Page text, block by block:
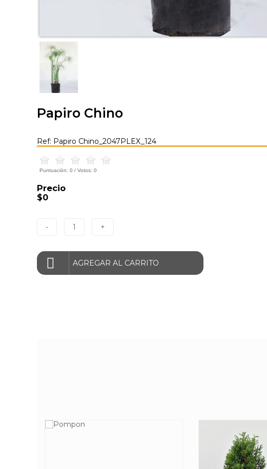
Papiro Chino
Ref: Papiro Chino_2047PLEX_124
Puntuación: 0 / Votos: 0
Precio
$0
- 1 +
AGREGAR AL CARRITO